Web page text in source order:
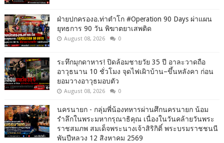
ฝ่ายปกครองอ.ท่าตำโก #Operation 90 Days ผ่าแผน
ยุทธการ 90 วัน พิฆาตยาเสพติด
August 08, 2026 0
ระทึกมุกดาหาร! ปิดล้อมชายวัย 35 ปี อาละวาดถือ
อาวุธนาน 10 ชั่วโมง จุดไฟเผิาบ้าน–ขึ้นหลังคา ก่อน
ยอมวางอาวุธมอบตัว
August 08, 2026 0
นครนายก - กลุ่มพี่น้องทหารผ่านศึกนครนายก น้อม
รำลึกในพระมหากรุณาธิคุณ เนื่องในวันคล้ายวันพระ
ราชสมภพ สมเด็จพระนางเจ้าสิริกิติ์ พระบรมราชชนนี
พันปีหลวง 12 สิงหาคม 2569